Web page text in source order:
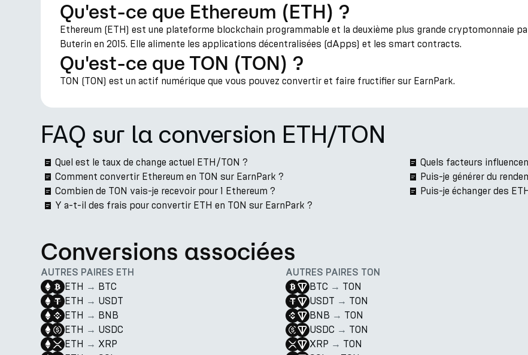
Qu'est-ce que Ethereum (ETH) ?
Ethereum (ETH) est une plateforme blockchain programmable et la deuxième plus grande cryptomonnaie
Buterin en 2015. Elle alimente les applications décentralisées (dApps) et les smart contracts.
Qu'est-ce que TON (TON) ?
TON (TON) est un actif numérique que vous pouvez convertir et faire fructifier sur EarnPark.
FAQ sur la conversion ETH/TON
Quel est le taux de change actuel ETH/TON ?
Comment convertir Ethereum en TON sur EarnPark ?
Combien de TON vais-je recevoir pour 1 Ethereum ?
Y a-t-il des frais pour convertir ETH en TON sur EarnPark ?
Quels facteurs
Puis-je générer du
Puis-je échanger des
Conversions associées
AUTRES PAIRES ETH
ETH → BTC
ETH → USDT
ETH → BNB
ETH → USDC
ETH → XRP
AUTRES PAIRES TON
BTC → TON
USDT → TON
BNB → TON
USDC → TON
XRP → TON